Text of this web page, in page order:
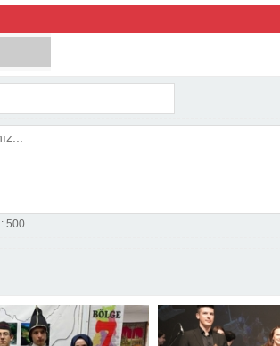
500
BOĞA